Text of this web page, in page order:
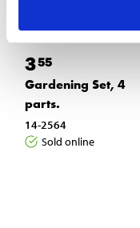
355
Gardening Set, 4
parts.
14-2564
Sold online